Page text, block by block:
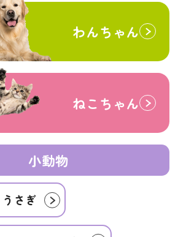
わんちゃん
ねこちゃん
小動物
うさぎ